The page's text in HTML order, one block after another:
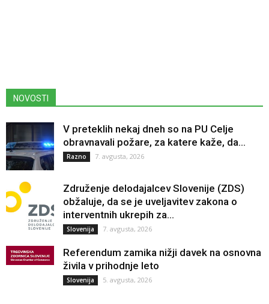
NOVOSTI
V preteklih nekaj dneh so na PU Celje
obravnavali požare, za katere kaže, da...
Razno 7. avgusta, 2026
Združenje delodajalcev Slovenije (ZDS)
obžaluje, da se je uveljavitev zakona o
interventnih ukrepih za...
Slovenija 7. avgusta, 2026
Referendum zamika nižji davek na osnovna
živila v prihodnje leto
Slovenija 5. avgusta, 2026